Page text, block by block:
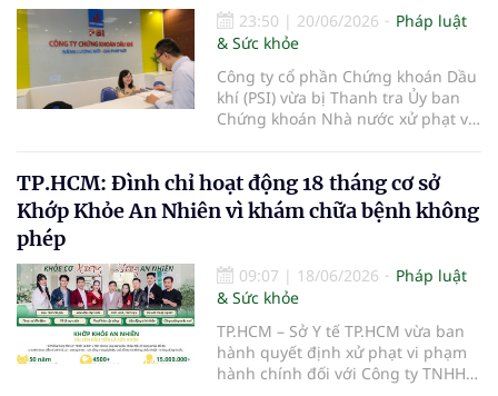
23:50 | 20/06/2026
Pháp luật
& Sức khỏe
Công ty cổ phần Chứng khoán Dầu
khí (PSI) vừa bị Thanh tra Ủy ban
Chứng khoán Nhà nước xử phạt vi
khoán.
TP.HCM: Đình chỉ hoạt động 18 tháng cơ sở
Khớp Khỏe An Nhiên vì khám chữa bệnh không
phép
09:07 | 18/06/2026
Pháp luật
& Sức khỏe
TP.HCM – Sở Y tế TP.HCM vừa ban
hành quyết định xử phạt vi phạm
hành chính đối với Công ty TNHH